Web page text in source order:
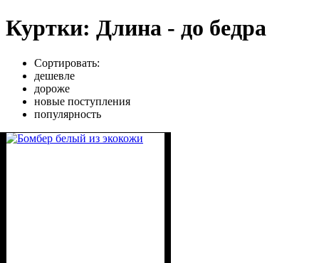
Куртки: Длина - до бедра
Сортировать:
дешевле
дороже
новые поступления
популярность